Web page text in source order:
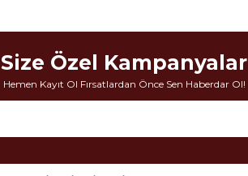
Size Özel Kampanyalar
Hemen Kayıt Ol Fırsatlardan Önce Sen Haberdar Ol!